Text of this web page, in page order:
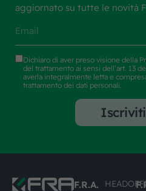
aggiornato su tutte le novità
Dichiaro di aver preso visione della
del trattamento ai sensi dell’art. 13
averla integralmente letta e
trattamento dei dati personali.
F.R.A.